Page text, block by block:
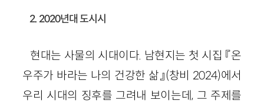
2. 2020년대 도시시
현대는 사물의 시대이다. 남현지는 첫 시집 『온
우주가 바라는 나의 건강한 삶』(창비 2024)에서
우리 시대의 징후를 그려내 보이는데, 그 주제를